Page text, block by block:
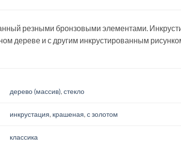
резными бронзовыми элементами.
дереве и с другим инкрустированным
дерево (массив),стекло
инкрустация, крашеная,с золотом
классика